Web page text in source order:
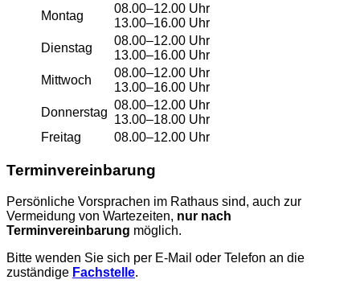
Montag
08.00–12.00 Uhr
13.00–16.00 Uhr
Dienstag
08.00–12.00 Uhr
13.00–16.00 Uhr
Mittwoch
08.00–12.00 Uhr
13.00–16.00 Uhr
Donnerstag
08.00–12.00 Uhr
13.00–18.00 Uhr
Freitag
08.00–12.00 Uhr
Terminvereinbarung
Persönliche Vorsprachen im Rathaus sind, auch zur
Vermeidung von Wartezeiten, nur nach
Terminvereinbarung möglich.
Bitte wenden Sie sich per E-Mail oder Telefon an die
zuständige Fachstelle.